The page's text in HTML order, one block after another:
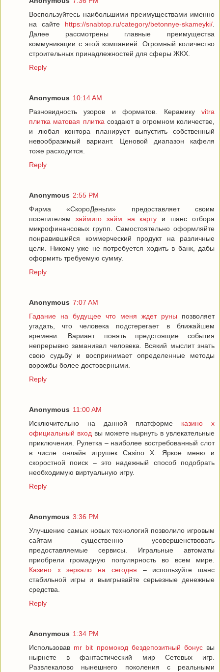
Воспользуйтесь наибольшими преимуществами именно
на сайте https://snabtop.ru/category/betonnye-skameyki/
Далее рассмотрены главные преимущества
коммуникации с этой компанией. Огромный количество
строительных принадлежностей для сферы ЖКХ.
Reply
Anonymous 10:14 AM
Разновидность узоров и форматов. Керамику vitra
плитка матовая плитка создают в огромном количестве,
и любая контора планирует выпустить собственный
невообразимый вариант. Ценовой диапазон кафеля
тоже расходится.
Reply
Anonymous 2:55 PM
Фирма «СкороДеньги» предоставляет своим
посетителям займиго займ на карту и шанс отбора
микрофинансовых групп. Самостоятельно оформляйте
понравившийся коммерческий продукт на различные
цели. Никому уже не потребуется ходить в банк, дабы
оформить требуемую сумму.
Reply
Anonymous 7:07 AM
Гадание на будущее что меня ждет руны позволяет
угадать, что человека подстерегает в ближайшем
времени. Вариант понять предстоящие события
непрерывно заманивал человека. Всякий мыслит знать
свою судьбу и воспринимает определенные методы
ворожбы более достоверными.
Reply
Anonymous 11:00 AM
Исключительно на данной платформе казино х
официальный вход вы можете нырнуть в увлекательные
приключения. Рулетка – наиболее востребованный слот
в числе онлайн игрушек Casino X. Яркое меню и
скоростной поиск – это надежный способ подобрать
необходимую виртуальную игру.
Reply
Anonymous 3:36 PM
Улучшение самых новых технологий позволило игровым
сайтам существенно усовершенствовать
предоставляемые сервисы. Игральные автоматы
приобрели громадную популярность во всем мире.
Казино x зеркало на сегодня – используйте шанс
стабильной игры и выигрывайте серьезные денежные
средства.
Reply
Anonymous 1:34 PM
Использовав mr bit промокод бездепозитный бонусвы
нырнете в фантастический мир Сетевых игр.
Развлекалово нынешнего поколения с реальными